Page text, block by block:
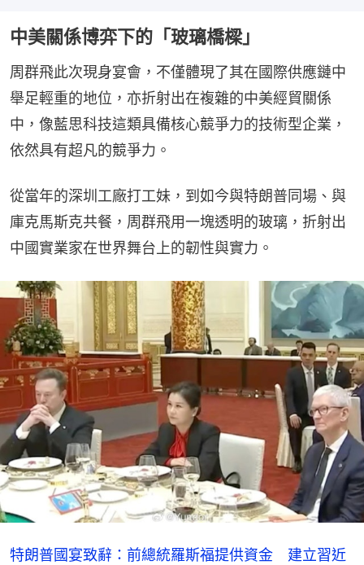
中美關係博弈下的「玻璃橋樑」
周群飛此次現身宴會，不僅體現了其在國際供應鏈中
舉足輕重的地位，亦折射出在複雜的中美經貿關係
中，像藍思科技這類具備核心競爭力的技術型企業，
依然具有超凡的競爭力。
從當年的深圳工廠打工妹，到如今與特朗普同場、與
庫克馬斯克共餐，周群飛用一塊透明的玻璃，折射出
中國實業家在世界舞台上的韌性與實力。
特朗普國宴致辭：前總統羅斯福提供資金 建立習近